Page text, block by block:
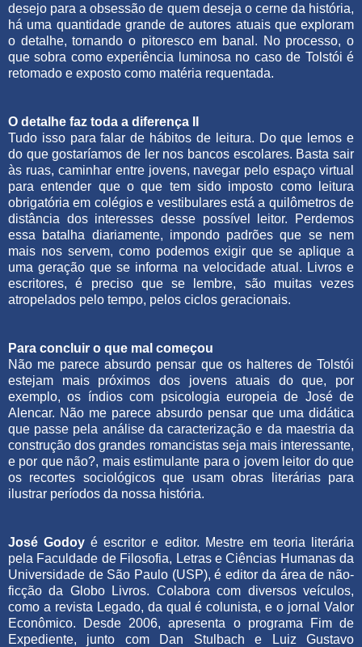
desejo para a obsessão de quem deseja o cerne da história,
há uma quantidade grande de autores atuais que exploram
o detalhe, tornando o pitoresco em banal. No processo, o
que sobra como experiência luminosa no caso de Tolstói é
retomado e exposto como matéria requentada.
O detalhe faz toda a diferença II
Tudo isso para falar de hábitos de leitura. Do que lemos e
do que gostaríamos de ler nos bancos escolares. Basta sair
às ruas, caminhar entre jovens, navegar pelo espaço virtual
para entender que o que tem sido imposto como leitura
obrigatória em colégios e vestibulares está a quilômetros de
distância dos interesses desse possível leitor. Perdemos
essa batalha diariamente, impondo padrões que se nem
mais nos servem, como podemos exigir que se aplique a
uma geração que se informa na velocidade atual. Livros e
escritores, é preciso que se lembre, são muitas vezes
atropelados pelo tempo, pelos ciclos geracionais.
Para concluir o que mal começou
Não me parece absurdo pensar que os halteres de Tolstói
estejam mais próximos dos jovens atuais do que, por
exemplo, os índios com psicologia europeia de José de
Alencar. Não me parece absurdo pensar que uma didática
que passe pela análise da caracterização e da maestria da
construção dos grandes romancistas seja mais interessante,
e por que não?, mais estimulante para o jovem leitor do que
os recortes sociológicos que usam obras literárias para
ilustrar períodos da nossa história.
José Godoy é escritor e editor. Mestre em teoria literária
pela Faculdade de Filosofia, Letras e Ciências Humanas da
Universidade de São Paulo (USP), é editor da área de não-
ficção da Globo Livros. Colabora com diversos veículos,
como a revista Legado, da qual é colunista, e o jornal Valor
Econômico. Desde 2006, apresenta o programa Fim de
Expediente, junto com Dan Stulbach e Luiz Gustavo